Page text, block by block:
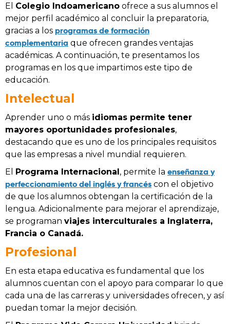
El Colegio Indoamericano ofrece a sus alumnos el
mejor perfil académico al concluir la preparatoria,
gracias a los programas de formación
complementaria que ofrecen grandes ventajas
académicas. A continuación, te presentamos los
programas en los que impartimos este tipo de
educación.
Intelectual
Aprender uno o más idiomas permite tener
mayores oportunidades profesionales,
destacando que es uno de los principales requisitos
que las empresas a nivel mundial requieren.
El Programa Internacional, permite la enseñanza y
perfeccionamiento del inglés y francés con el objetivo
de que los alumnos obtengan la certificación de la
lengua. Adicionalmente para mejorar el aprendizaje,
se programan viajes interculturales a Inglaterra,
Francia o Canadá.
Profesional
En esta etapa educativa es fundamental que los
alumnos cuentan con el apoyo para comparar lo que
cada una de las carreras y universidades ofrecen, y así
puedan tomar la mejor decisión.